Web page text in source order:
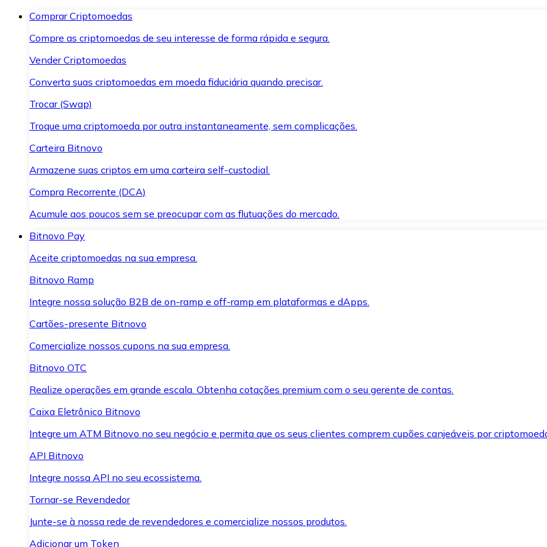
Comprar Criptomoedas
Compre as criptomoedas de seu interesse de forma rápida e segura.
Vender Criptomoedas
Converta suas criptomoedas em moeda fiduciária quando precisar.
Trocar (Swap)
Troque uma criptomoeda por outra instantaneamente, sem complicações.
Carteira Bitnovo
Armazene suas criptos em uma carteira self-custodial.
Compra Recorrente (DCA)
Acumule aos poucos sem se preocupar com as flutuações do mercado.
Bitnovo Pay
Aceite criptomoedas na sua empresa.
Bitnovo Ramp
Integre nossa solução B2B de on-ramp e off-ramp em plataformas e dApps.
Cartões-presente Bitnovo
Comercialize nossos cupons na sua empresa.
Bitnovo OTC
Realize operações em grande escala. Obtenha cotações premium com o seu gerente de contas.
Caixa Eletrônico Bitnovo
Integre um ATM Bitnovo no seu negócio e permita que os seus clientes comprem cupões canjeáveis por
API Bitnovo
Integre nossa API no seu ecossistema.
Tornar-se Revendedor
Junte-se à nossa rede de revendedores e comercialize nossos produtos.
Adicionar um Token